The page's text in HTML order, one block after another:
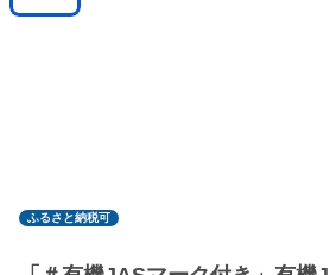
ふるさと納税可